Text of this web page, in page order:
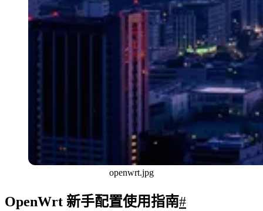
openwrt.jpg
OpenWrt 新手配置使用指南#